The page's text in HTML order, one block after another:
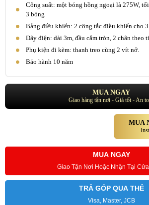
Công suất: một bóng hồng ngoại là 275W,
3 bóng
Bảng điều khiển: 2 công tắc điều khiển cho
Dây điện: dài 3m, đầu cắm tròn, 2 chân theo
Phụ kiện đi kèm: thanh treo cùng 2 vít nở.
Bảo hành 10 năm
MUA NGAY
Giao hàng tận nơi - Giá tốt - An
MUA
MUA NGAY
Giao Tận Nơi Hoặc Nhận Tại
TRẢ GÓP QUA THẺ
Visa, Master, JCB